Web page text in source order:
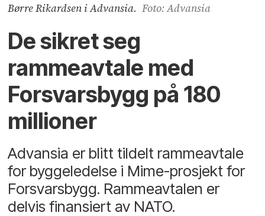
Børre Rikardsen i Advansia. Foto: Advansia
De sikret seg
rammeavtale med
Forsvarsbygg på 180
millioner
Advansia er blitt tildelt rammeavtale
for byggeledelse i Mime-prosjekt for
Forsvarsbygg. Rammeavtalen er
delvis finansiert av NATO.